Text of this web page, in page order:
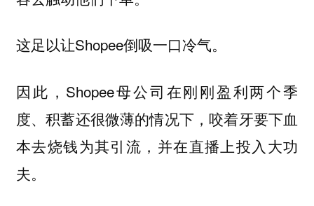
这足以让Shopee倒吸一口冷气。
因此，Shopee母公司在刚刚盈利两个季
度、积蓄还很微薄的情况下，咬着牙要下血
本去烧钱为其引流，并在直播上投入大功
夫。